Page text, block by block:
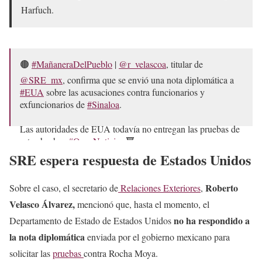
Harfuch.
🟤 #MañaneraDelPueblo | @r_velascoa, titular de
@SRE_mx, confirma que se envió una nota diplomática a
#EUA sobre las acusaciones contra funcionarios y
exfuncionarios de#Sinaloa.
Las autoridades de EUA todavía no entregan las pruebas de
estos hechos. #OnceNoticias
🔻
pic.twitter.com/z15rLQCYVJ
SRE espera respuesta de Estados Unidos
Sobre el caso, el secretario deRelaciones Exteriores, Roberto
Velasco Álvarez,mencionó que, hasta el momento, el
Departamento de Estado de Estados Unidosno ha respondido a
la nota diplomática enviada por el gobierno mexicano para
solicitar laspruebascontra Rocha Moya.